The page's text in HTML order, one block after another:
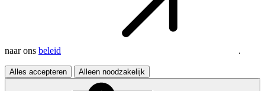
naar ons beleid .
Alles accepteren Alleen noodzakelijk